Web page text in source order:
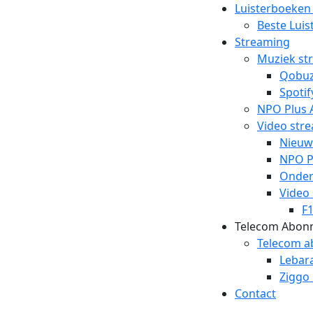
Beste
Streaming
Muziek
NPO
Video
NPO
Telecom
Telecom
Ziggo
Contact